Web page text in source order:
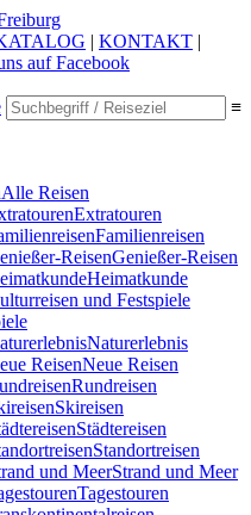
| KONTAKT |
≡
Alle Reisen
Extratouren
Familien­reisen
Genießer-Reisen
Heimatkunde
Naturerlebnis
Neue Reisen
Rund­reisen
Ski­reisen
Städte­reisen
Standort­reisen
Strand und Meer
Tagestouren